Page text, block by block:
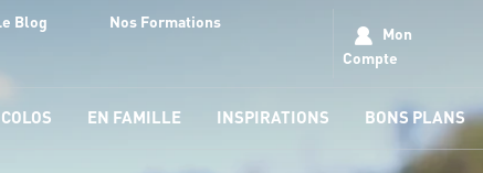
Blog Nos Formations
Mon
Compte
COLOS EN FAMILLE INSPIRATIONS BONS PLANS